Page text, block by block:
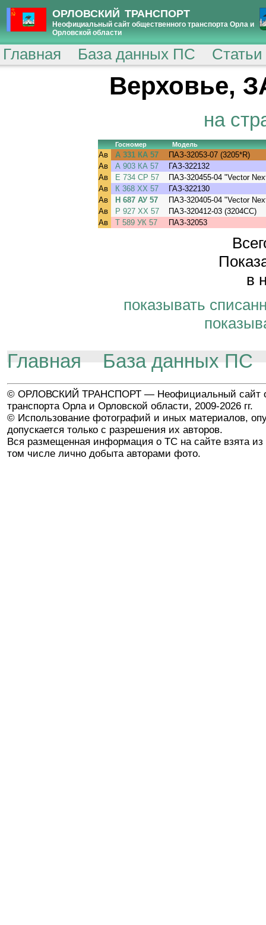
ОРЛОВСКИЙ ТРАНСПОРТ
Неофициальный сайт общественного транспорта Орла и
Орловской области
Главная База данных ПС
Верховье,
на
Госномер Модель
Ав А 331 КА 57
ПАЗ-32053-07 (3205*R)
Ав
А 903 КА 57
ГАЗ-322132
Ав
Е 734 СР 57
ПАЗ-320455-04 "Vector
Ав
К 368 ХХ 57
ГАЗ-322130
Ав
Н 687 АУ 57
ПАЗ-320405-04 "Vector
Ав
Р 927 ХХ 57
ПАЗ-320412-03 (3204CC)
Ав
Т 589 УК 57 ПАЗ-32053
в
показывать
Главная База данных ПС
© ОРЛОВСКИЙ ТРАНСПОРТ — Неофициальный сайт
транспорта Орла и Орловской области, 2009-2026 гг.
© Использование фотографий и иных материалов,
допускается только с разрешения их авторов.
Вся размещенная информация о ТС на сайте взята из
том числе лично добыта авторами фото.